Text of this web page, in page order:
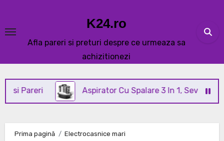
content
K24.ro
Afla pareri si preturi despre ce urmeaza sa
achizitionezi
Aspirator Cu Spalare 3 In 1, SeveShop® C3
Prima pagină
Electrocasnice mari